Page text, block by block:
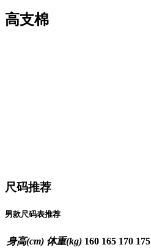
高支棉
尺码推荐
男款尺码表推荐
身高(cm) 体重(kg) 160 165 170 175